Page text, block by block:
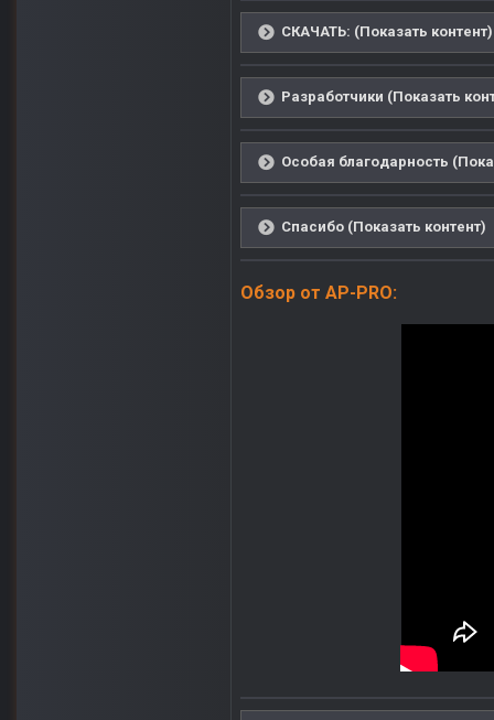
СКАЧАТЬ: (Показать контент)
Разработчики (Показать
Особая благодарность
Спасибо (Показать контент)
Обзор от AP-PRO: